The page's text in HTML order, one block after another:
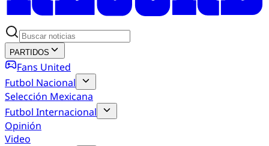
PARTIDOS
Fans United
Futbol Nacional
Selección Mexicana
Futbol Internacional
Opinión
Video